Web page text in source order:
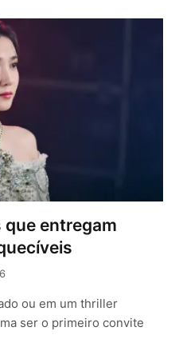
que entregam
ou em um thriller
ser o primeiro convite